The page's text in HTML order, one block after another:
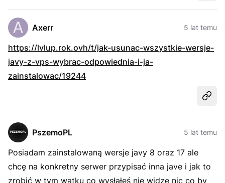
Axerr 5 lat temu
https://lvlup.rok.ovh/t/jak-usunac-wszystkie-wersje-
javy-z-vps-wybrac-odpowiednia-i-ja-
zainstalowac/19244
PszemoPL 5 lat temu
Posiadam zainstalowaną wersje javy 8 oraz 17 ale
chcę na konkretny serwer przypisać inna jave i jak to
zrobić w tym wątku co wysłałeś nie widzę nic co by